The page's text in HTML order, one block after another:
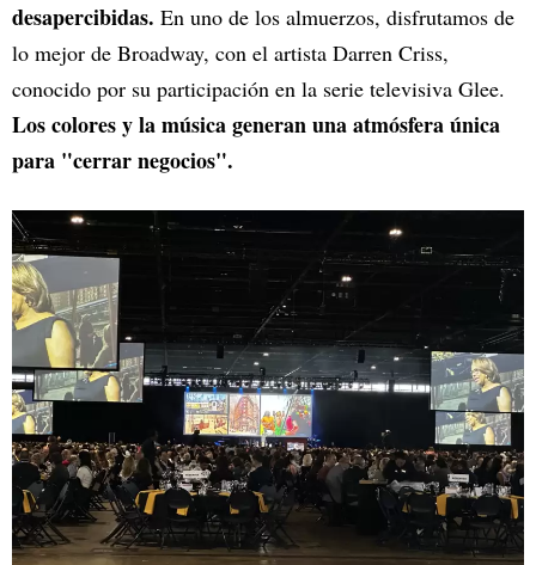
desapercibidas. En uno de los almuerzos, disfrutamos de
lo mejor de Broadway, con el artista Darren Criss,
conocido por su participación en la serie televisiva Glee.
Los colores y la música generan una atmósfera única
para "cerrar negocios".